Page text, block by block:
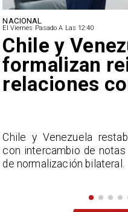
NACIONAL
El Viernes Pasado A Las 12:40
Feriantes
de Camila
Fabiola
La Confederación
considera
Campillai como 'señora